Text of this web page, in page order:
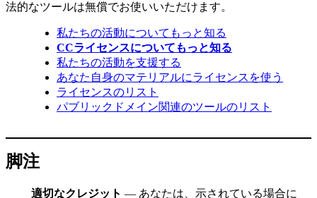
法的なツールは無償でお使いいただけます。
私たちの活動についてもっと知る
CCライセンスについてもっと知る
私たちの活動を支援する
あなた自身のマテリアルにライセンスを使う
ライセンスのリスト
パブリックドメイン関連のツールのリスト
脚注
適切なクレジット — あなたは、示されている場合に